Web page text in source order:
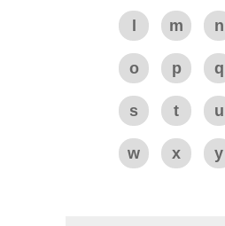
m n
o p q
s t u
w x y